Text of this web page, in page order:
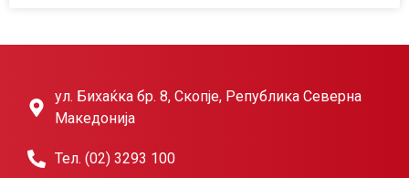
ул. Бихаќка бр. 8, Скопје, Република Северна
Македонија
Тел. (02) 3293 100